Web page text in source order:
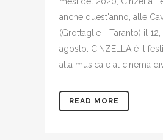
anche quest'anno, alle
(Grottaglie - Taranto) il 12,
agosto. CINZELLA è il
alla musica e al cinema
READ MORE